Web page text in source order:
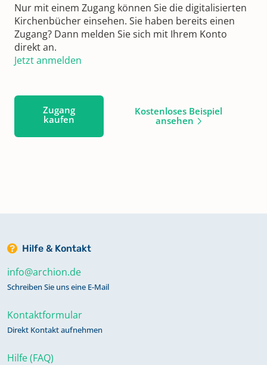
Nur mit einem Zugang können Sie die digitalisierten
Kirchenbücher einsehen. Sie haben bereits einen
Zugang? Dann melden Sie sich mit Ihrem Konto
direkt an.
Jetzt anmelden
Zugang
kaufen
Kostenloses Beispiel
ansehen
Hilfe & Kontakt
info@archion.de
Schreiben Sie uns eine E-Mail
Kontaktformular
Direkt Kontakt aufnehmen
Hilfe (FAQ)